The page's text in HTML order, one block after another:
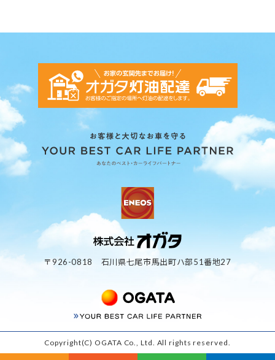
〒926-0818 石川県七尾市馬出町ハ部51番地27
Copyright(C) OGATA Co., Ltd. All rights reserved.